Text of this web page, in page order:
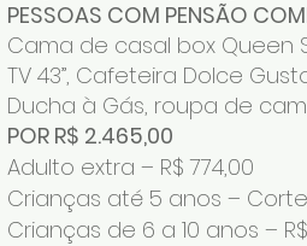
PESSOAS COM PENSÃO
Cama de casal box Queen
TV 43”, Cafeteira Dolce
Ducha à Gás, roupa de
POR R$ 2.465,00
Adulto extra – R$ 774,00
Crianças até 5 anos –
Crianças de 6 a 10 anos –